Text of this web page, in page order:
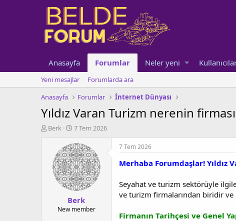
Anasayfa Forumlar Neler yeni
Yeni mesajlar
Forumlarda ara
Anasayfa
Forumlar İnternet Dünyası
Yıldız Varan Turizm nerenin
K
Berk
B
ş
l
a
n
g
ı
ç
t
7 Tem 2026
Berk
New member
7 Tem 2026
Merhaba Forumdaşlar! Yıldız
Seyahat ve turizm sektörüyle
ve turizm firmalarından biridir ve
Firmanın Tarihçesi ve Genel